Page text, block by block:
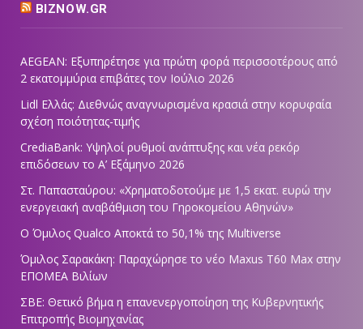
BIZNOW.GR
AEGEAN: Εξυπηρέτησε για πρώτη φορά περισσοτέρους από
2 εκατομμύρια επιβάτες τον Ιούλιο 2026
Lidl Ελλάς: Διεθνώς αναγνωρισμένα κρασιά στην κορυφαία
σχέση ποιότητας-τιμής
CrediaBank: Υψηλοί ρυθμοί ανάπτυξης και νέα ρεκόρ
επιδόσεων το Α’ Εξάμηνο 2026
Στ. Παπασταύρου: «Χρηματοδοτούμε με 1,5 εκατ. ευρώ την
ενεργειακή αναβάθμιση του Γηροκομείου Αθηνών»
Ο Όμιλος Qualco Αποκτά το 50,1% της Multiverse
Όμιλος Σαρακάκη: Παραχώρησε το νέο Maxus T60 Max στην
ΕΠΟΜΕΑ Βιλίων
ΣΒΕ: Θετικό βήμα η επανενεργοποίηση της Κυβερνητικής
Επιτροπής Βιομηχανίας